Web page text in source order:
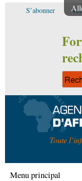
S’abonner
Toute
Menu principal